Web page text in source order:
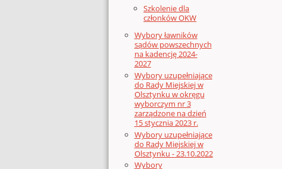
Szkolenie dla
członków OKW
Wybory ławników
sądów powszechnych
na kadencję 2024-
2027
Wybory uzupełniające
do Rady Miejskiej w
Olsztynku w okręgu
wyborczym nr 3
zarządzone na dzień
15 stycznia 2023 r.
Wybory uzupełniające
do Rady Miejskiej w
Olsztynku - 23.10.2022
Wybory